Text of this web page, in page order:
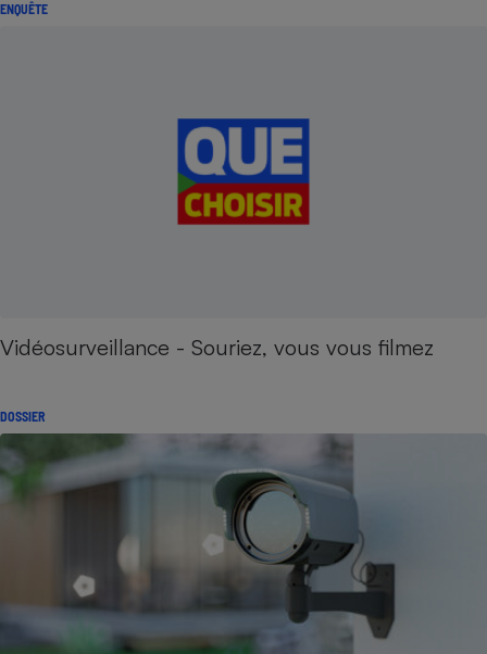
ENQUÊTE
Vidéosurveillance - Souriez, vous vous filmez
DOSSIER